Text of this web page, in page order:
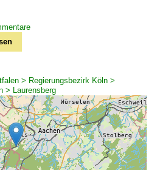
> Regierungsbezirk Köln >
> Laurensberg